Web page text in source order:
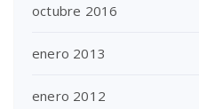
octubre 2016
enero 2013
enero 2012